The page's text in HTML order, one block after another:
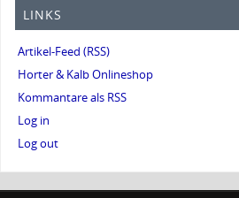
LINKS
Artikel-Feed (RSS)
Horter & Kalb Onlineshop
Kommantare als RSS
Log in
Log out